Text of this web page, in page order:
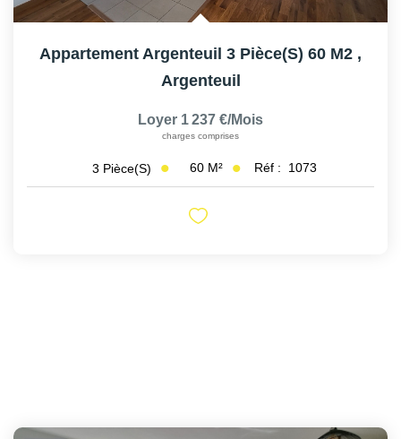
Appartement Argenteuil 3 Pièce(s) 60 M2 ,
Argenteuil
Loyer 1 237 €/mois
charges comprises
3 Pièce(s) 60 M² Réf : 1073